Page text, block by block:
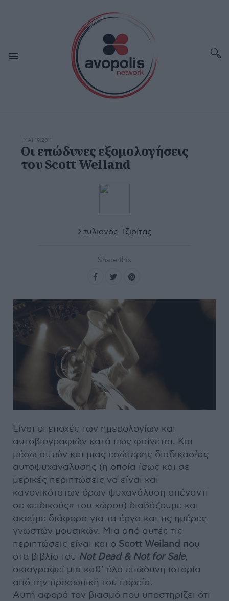
ΜΆΙ 19,2011
Οι επώδυνες εξομολογήσεις
του Scott Weiland
Στυλιανός Τζιρίτας
Share this
Είναι οι εποχές των ημερολογίων και
αυτοβιογραφιών κατά πως φαίνεται. Και
μέσω αυτών και μιας εσώτερης διαδικασίας
αυτοψυχανάλυσης (η οποία ίσως και σε
μερικές περιπτώσεις να είναι και
κανονικότατων όρων ψυχανάλυση απέναντι
σε «ειδικούς» του χώρου) διαβάζουμε και
ακούμε διάφορα για τα έργα και τις ημέρες
γνωστών μουσικών. Μια από αυτές τις
περιπτώσεις είναι και ο Scott Weiland που
στο βιβλίο του Not Dead & Not for Sale,
σκιαγραφεί μια καθ’ όλα επώδυνη ιστορία
από την προσωπική του πορεία.
Αυτή αφορά τον βιασμό που υποστηρίζει ότι